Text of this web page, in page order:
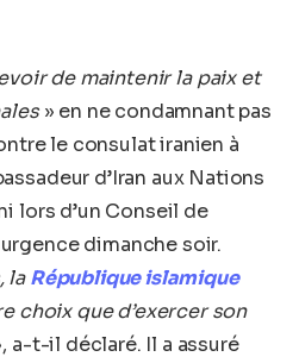
de maintenir la paix et
» en ne condamnant pas
le consulat iranien à
d’Iran aux Nations
lors d’un Conseil de
dimanche soir.
laRépublique islamique
choix que d’exercer son
a-t-il déclaré. Il a assuré